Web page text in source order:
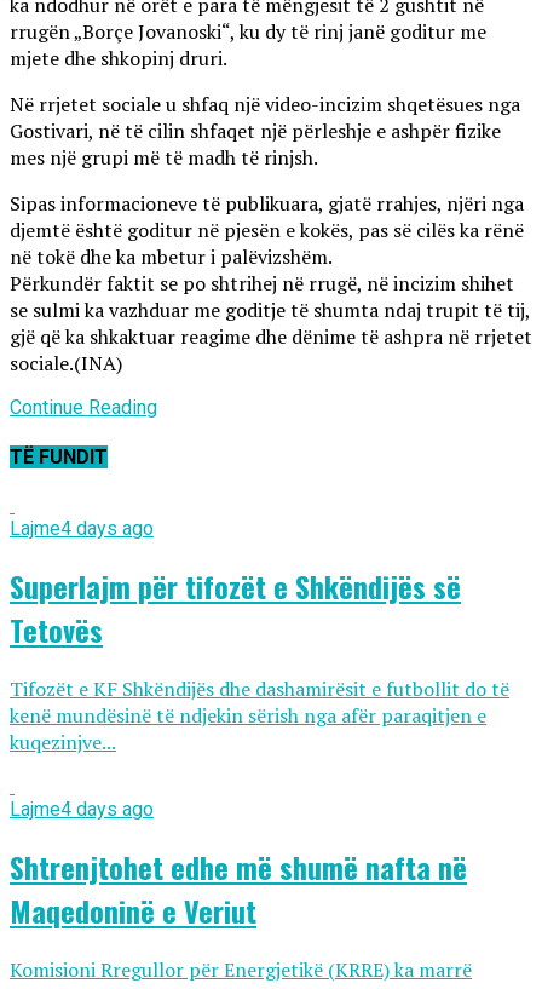
rrugën „Borçe Jovanoski“, ku dy të rinj janë goditur me
mjete dhe shkopinj druri.
Në rrjetet sociale u shfaq një video-incizim shqetësues nga
Gostivari, në të cilin shfaqet një përleshje e ashpër fizike
mes një grupi më të madh të rinjsh.
Sipas informacioneve të publikuara, gjatë rrahjes, njëri nga
djemtë është goditur në pjesën e kokës, pas së cilës ka rënë
në tokë dhe ka mbetur i palëvizshëm.
Përkundër faktit se po shtrihej në rrugë, në incizim shihet
se sulmi ka vazhduar me goditje të shumta ndaj trupit të tij,
gjë që ka shkaktuar reagime dhe dënime të ashpra në rrjetet
sociale.(INA)
Continue Reading
TË FUNDIT
Lajme4 days ago
Superlajm për tifozët e Shkëndijës së
Tetovës
Tifozët e KF Shkëndijës dhe dashamirësit e futbollit do të
kenë mundësinë të ndjekin sërish nga afër paraqitjen e
kuqezinjve...
Lajme4 days ago
Shtrenjtohet edhe më shumë nafta në
Maqedoninë e Veriut
Komisioni Rregullor për Energjetikë (KRRE) ka marrë